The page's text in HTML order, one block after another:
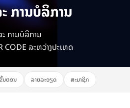
ການບໍລິການ
ການບໍລິການ
CODE ລະຫວ່າງປະເທດ
ນຕອນ ລາຍລະອຽດ ສະມາຊິກ